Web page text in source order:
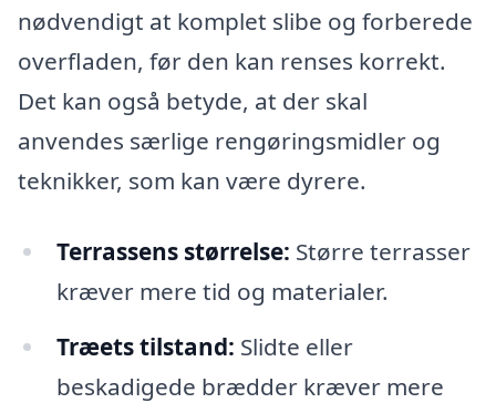
nødvendigt at komplet slibe og forberede
overfladen, før den kan renses korrekt.
Det kan også betyde, at der skal
anvendes særlige rengøringsmidler og
teknikker, som kan være dyrere.
Terrassens størrelse: Større terrasser
kræver mere tid og materialer.
Træets tilstand: Slidte eller
beskadigede brædder kræver mere